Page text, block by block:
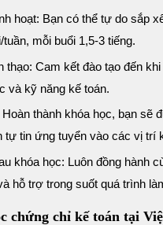
hoạt: Bạn có thể tự do sắp
mỗi buổi 1,5-3 tiếng.
thạo: Cam kết đào tạo đến
và kỹ năng kế toán.
thành khóa học, bạn sẽ
tự tin ứng tuyển vào các vị trí
khóa học: Luôn đồng hành
hỗ trợ trong suốt quá trình
chứng chỉ kế toán tại